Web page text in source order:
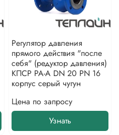
Регулятор давления
прямого действия "после
себя" (редуктор давления)
КПСР РА-А DN 20 PN 16
корпус серый чугун
Цена по запросу
Узнать